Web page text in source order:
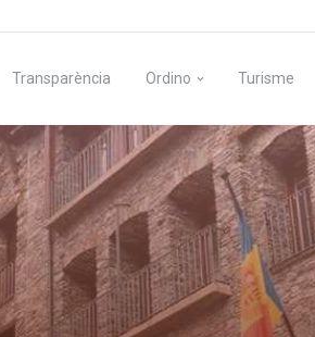
Transparència Ordino Turisme